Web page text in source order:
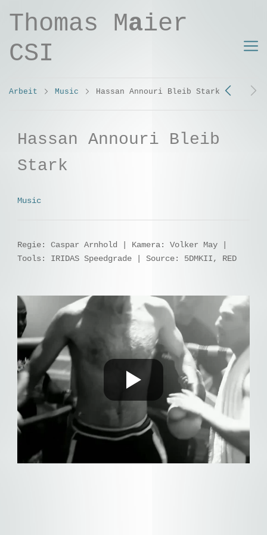
Thomas Maier
CSI
Arbeit Music Hassan Annouri Bleib Stark
Hassan Annouri Bleib
Stark
Music
Regie: Caspar Arnhold | Kamera: Volker May |
Tools: IRIDAS Speedgrade | Source: 5DMKII, RED